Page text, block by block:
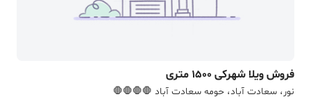
فروش ویلا شهرکی 1500 متری
نور، سعادت آباد، حومه سعادت آباد 🛑🛑🛑🛑